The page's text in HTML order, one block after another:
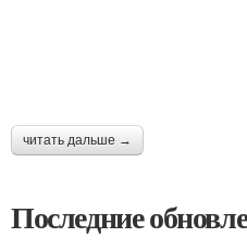
читать дальше →
Последние